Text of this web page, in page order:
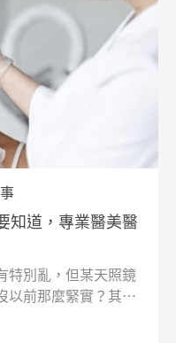
知道，專業醫美醫
特別亂，但某天照鏡
以前那麼緊實？其
害，甚至生活習慣